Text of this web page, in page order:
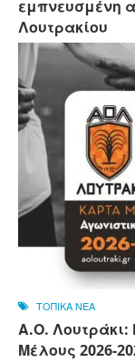
εμπνευσμένη
Λουτρακίου
ΤΟΠΙΚΑ ΝΕΑ
Α.Ο. Λουτράκι:
Μέλους 2026-